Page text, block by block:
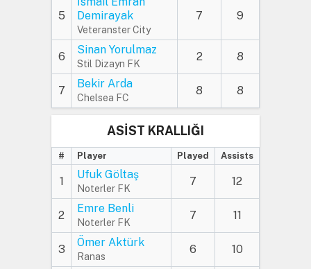
5
Demirayak
Veteranster City
7 9
6
Sinan Yorulmaz
Stil Dizayn FK
2 8
7
Bekir Arda
Chelsea FC
8 8
ASİST KRALLIĞI
# Player Played Assists
1
Ufuk Göltaş
Noterler FK
7 12
2
Emre Benli
Noterler FK
7 11
3
Ömer Aktürk
Ranas
6 10